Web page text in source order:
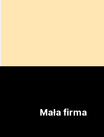
Mała firma